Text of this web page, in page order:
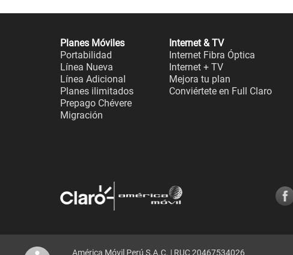
Planes Móviles
Portabilidad
Línea Nueva
Línea Adicional
Planes ilimitados
Prepago Chévere
Migración
Internet & TV
Internet Fibra Óptica
Internet + TV
Mejora tu plan
Conviértete en Full Claro
América Móvil Perú S.A.C. | RUC 20467534026